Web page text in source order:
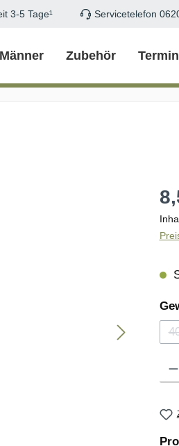
3-5 Tage¹ Servicetelefon
Männer Zubehör